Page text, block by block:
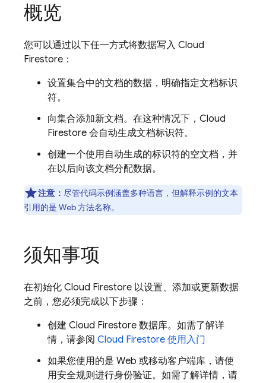
概览
您可以通过以下任一方式将数据写入 Cloud
Firestore ：
设置集合中的文档的数据，明确指定文档标识
符。
向集合添加新文档。在这种情况下， Cloud
Firestore 会自动生成文档标识符。
创建一个使用自动生成的标识符的空文档，并
在以后向该文档分配数据。
注意： 尽管代码示例涵盖多种语言，但解释示例的文本
引用的是 Web 方法名称。
须知事项
在初始化 Cloud Firestore 以设置、添加或更新数据
之前，您必须完成以下步骤：
创建 Cloud Firestore 数据库。如需了解详
情，请参阅 Cloud Firestore 使用入门
如果您使用的是 Web 或移动客户端库，请使
用安全规则进行身份验证。如需了解详情，请